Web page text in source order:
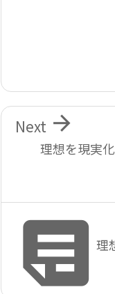
理想を現実

Next
理